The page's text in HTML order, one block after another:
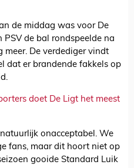
de middag was voor De
PSV de bal rondspeelde na
meer. De verdediger vindt
dat er brandende fakkels op
doet De Ligt het meest
onacceptabel. We
fans, maar dit hoort niet op
gooide Standard Luik